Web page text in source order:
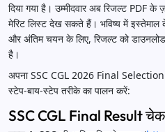
दिया गया है। उम्मीदवार अब रिजल्ट PDF के
मेरिट लिस्ट देख सकते हैं। भविष्य में
और अंतिम चयन के लिए, रिजल्ट को
है।
अपना SSC CGL 2026 Final
स्टेप-बाय-स्टेप तरीके का पालन करें:
SSC CGL Final Result